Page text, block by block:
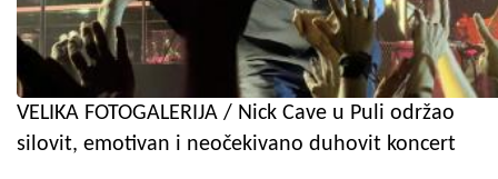
VELIKA FOTOGALERIJA / Nick Cave u Puli održao
silovit, emotivan i neočekivano duhovit koncert